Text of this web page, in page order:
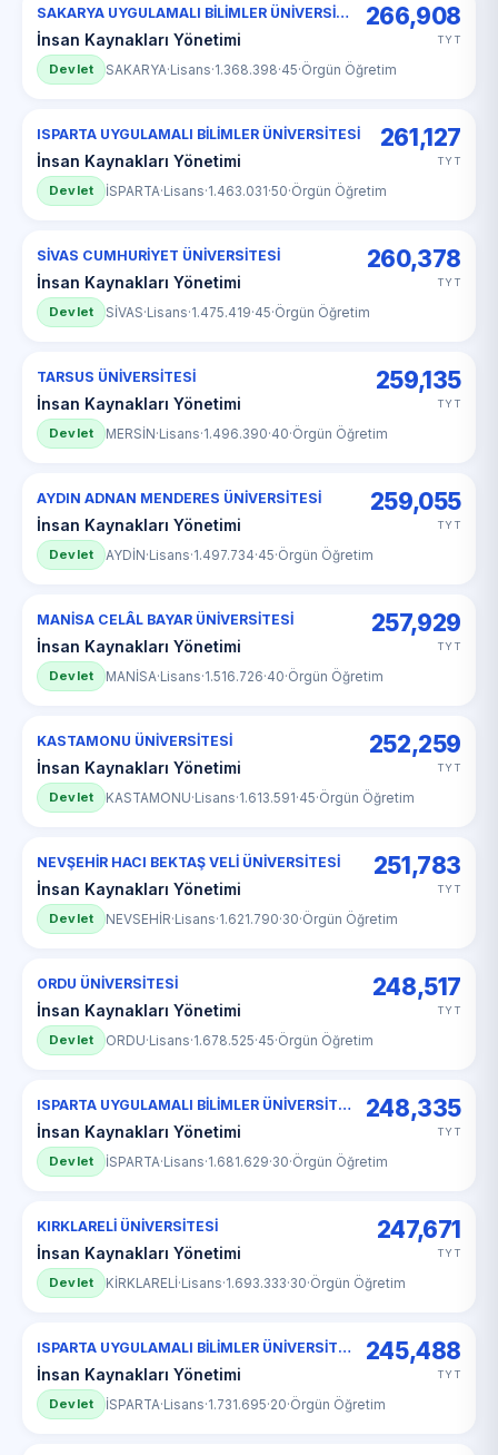
SAKARYA UYGULAMALI BİLİMLER ÜNİVERSİTESİ
İnsan Kaynakları Yönetimi
266,908
TYT
Devlet SAKARYA·Lisans·1.368.398·45·Örgün Öğretim
ISPARTA UYGULAMALI BİLİMLER ÜNİVERSİTESİ
İnsan Kaynakları Yönetimi
261,127
TYT
Devlet İSPARTA·Lisans·1.463.031·50·Örgün Öğretim
SİVAS CUMHURİYET ÜNİVERSİTESİ
İnsan Kaynakları Yönetimi
260,378
TYT
Devlet SİVAS·Lisans·1.475.419·45·Örgün Öğretim
TARSUS ÜNİVERSİTESİ
İnsan Kaynakları Yönetimi
259,135
TYT
Devlet MERSİN·Lisans·1.496.390·40·Örgün Öğretim
AYDIN ADNAN MENDERES ÜNİVERSİTESİ
İnsan Kaynakları Yönetimi
259,055
TYT
Devlet AYDİN·Lisans·1.497.734·45·Örgün Öğretim
MANİSA CELÂL BAYAR ÜNİVERSİTESİ
İnsan Kaynakları Yönetimi
257,929
TYT
Devlet MANİSA·Lisans·1.516.726·40·Örgün Öğretim
KASTAMONU ÜNİVERSİTESİ
İnsan Kaynakları Yönetimi
252,259
TYT
Devlet KASTAMONU·Lisans·1.613.591·45·Örgün Öğretim
NEVŞEHİR HACI BEKTAŞ VELİ ÜNİVERSİTESİ
İnsan Kaynakları Yönetimi
251,783
TYT
Devlet NEVSEHİR·Lisans·1.621.790·30·Örgün Öğretim
ORDU ÜNİVERSİTESİ
İnsan Kaynakları Yönetimi
248,517
TYT
Devlet ORDU·Lisans·1.678.525·45·Örgün Öğretim
ISPARTA UYGULAMALI BİLİMLER ÜNİVERSİTESİ
İnsan Kaynakları Yönetimi
248,335
TYT
Devlet İSPARTA·Lisans·1.681.629·30·Örgün Öğretim
KIRKLARELİ ÜNİVERSİTESİ
İnsan Kaynakları Yönetimi
247,671
TYT
Devlet KİRKLARELİ·Lisans·1.693.333·30·Örgün Öğretim
ISPARTA UYGULAMALI BİLİMLER ÜNİVERSİTESİ
İnsan Kaynakları Yönetimi
245,488
TYT
Devlet İSPARTA·Lisans·1.731.695·20·Örgün Öğretim